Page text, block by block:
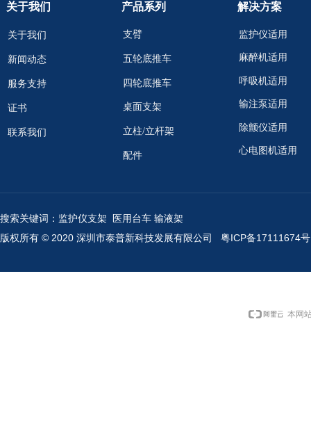
关于我们
新闻动态
服务支持
证书
联系我们
关于我们 产品系列
支臂
五轮底推车
四轮底推车
桌面支架
立柱/立杆架
配件
监护仪适用
麻醉机适用
呼吸机适用
输注泵适用
除颤仪适用
心电图机适用
解决方案
搜索关键词：监护仪支架 医用台车 输液架
版权所有 © 2020 深圳市泰普新科技发展有限公司 粤ICP备17111674号
本网